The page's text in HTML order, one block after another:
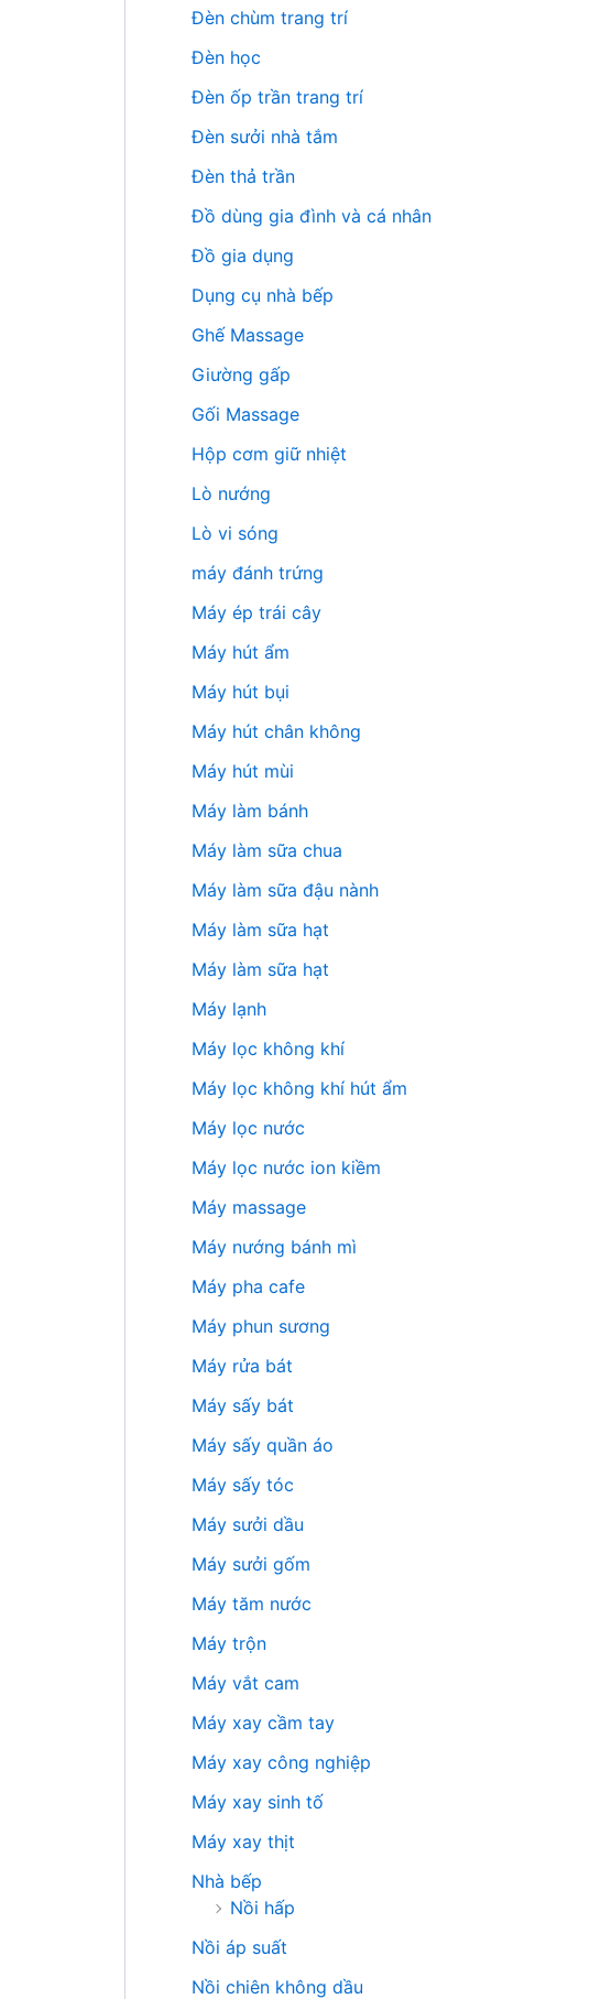
Đèn chùm trang trí
Đèn học
Đèn ốp trần trang trí
Đèn sưởi nhà tắm
Đèn thả trần
Đồ dùng gia đình và cá nhân
Đồ gia dụng
Dụng cụ nhà bếp
Ghế Massage
Giường gấp
Gối Massage
Hộp cơm giữ nhiệt
Lò nướng
Lò vi sóng
máy đánh trứng
Máy ép trái cây
Máy hút ẩm
Máy hút bụi
Máy hút chân không
Máy hút mùi
Máy làm bánh
Máy làm sữa chua
Máy làm sữa đậu nành
Máy làm sữa hạt
Máy làm sữa hạt
Máy lạnh
Máy lọc không khí
Máy lọc không khí hút ẩm
Máy lọc nước
Máy lọc nước ion kiềm
Máy massage
Máy nướng bánh mì
Máy pha cafe
Máy phun sương
Máy rửa bát
Máy sấy bát
Máy sấy quần áo
Máy sấy tóc
Máy sưởi dầu
Máy sưởi gốm
Máy tăm nước
Máy trộn
Máy vắt cam
Máy xay cầm tay
Máy xay công nghiệp
Máy xay sinh tố
Máy xay thịt
Nhà bếp
Nồi hấp
Nồi áp suất
Nồi chiên không dầu